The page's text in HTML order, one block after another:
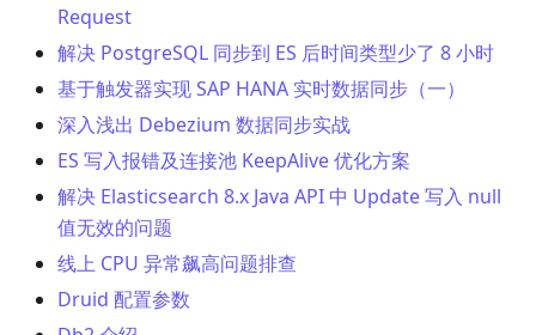
Request
解决 PostgreSQL 同步到 ES 后时间类型少了 8 小时
基于触发器实现 SAP HANA 实时数据同步（一）
深入浅出 Debezium 数据同步实战
ES 写入报错及连接池 KeepAlive 优化方案
解决 Elasticsearch 8.x Java API 中 Update 写入 null
值无效的问题
线上 CPU 异常飙高问题排查
Druid 配置参数